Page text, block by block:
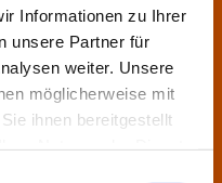
Informationen zu Ihrer
unsere Partner für
weiter. Unsere
möglicherweise mit
ihnen bereitgestellt
fulda.de